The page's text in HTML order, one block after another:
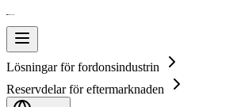
Lösningar för fordonsindustrin
Reservdelar för eftermarknaden